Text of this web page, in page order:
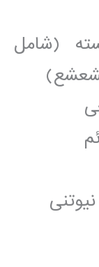
(شامل